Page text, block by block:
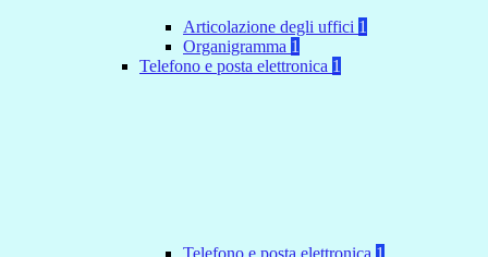
Articolazione degli uffici 1
Organigramma 1
Telefono e posta elettronica 1